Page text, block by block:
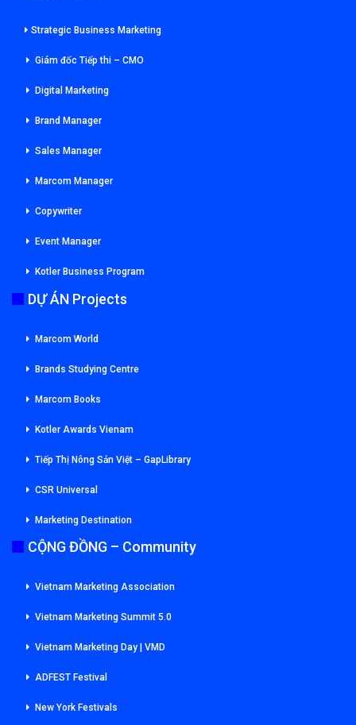
Strategic Business Marketing
Giám đốc Tiếp thi – CMO
Digital Marketing
Brand Manager
Sales Manager
Marcom Manager
Copywriter
Event Manager
Kotler Business Program
DỰ ÁN Projects
Marcom World
Brands Studying Centre
Marcom Books
Kotler Awards Vienam
Tiếp Thị Nông Sản Việt – GapLibrary
CSR Universal
Marketing Destination
CỘNG ĐỒNG – Community
Vietnam Marketing Association
Vietnam Marketing Summit 5.0
Vietnam Marketing Day | VMD
ADFEST Festival
New York Festivals